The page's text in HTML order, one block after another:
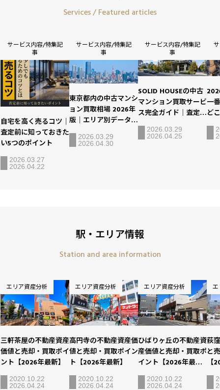
Services / Featured articles
サービス内容/特集記
事
自宅を高く売るコツ｜
査定前に知っておきた
い5つのポイント
2026.03.27
2026.04.22
サービス内容/特集記
事
東京都内の中古マンシ
ョン買取相場 2026年
版｜エリア別データと
査定のポイント
2026.03.29
2026.04.30
サービス内容/特集記
事
SOLID HOUSEの中古
マンション買取サービ
ス完全ガイド｜査定か
ら入金まで徹底解説
2026.03.29
2026.04.25
一
ど
特
駅・エリア情報
Station and area information
エリア資産分析
三軒茶屋の不動産資産
価値と売却・買取ポイ
ント【2026年最新】
2020.10.22
2026.04.24
エリア資産分析
高円寺の不動産資産価
値と売却・買取ポイン
ト【2026年最新】
2020.10.22
2026.04.24
エリア資産分析
ひばりヶ丘の不動産資
産価値と売却・買取ポ
イント【2026年最
新】
2020.10.22
2026.04.24
エ
荻
と
【